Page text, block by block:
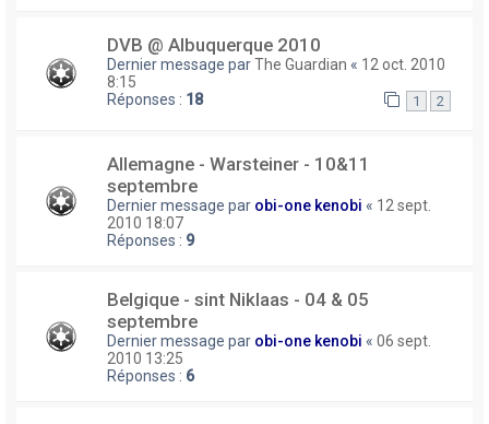
DVB @ Albuquerque 2010
Dernier message parThe Guardian « 12 oct. 2010
8:15
Réponses : 18 1 2
Allemagne - Warsteiner - 10&11
septembre
Dernier message par obi-one kenobi « 12 sept.
2010 18:07
Réponses : 9
Belgique - sint Niklaas - 04 & 05
septembre
Dernier message par obi-one kenobi « 06 sept.
2010 13:25
Réponses : 6